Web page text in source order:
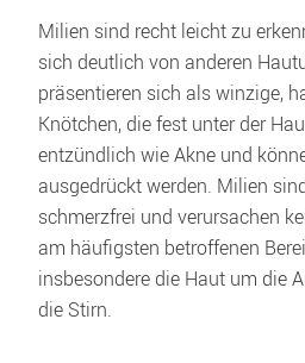
Milien sind recht leicht zu
sich deutlich von anderen
präsentieren sich als winzige,
Knötchen, die fest unter der
entzündlich wie Akne und
ausgedrückt werden. Milien
schmerzfrei und verursachen
am häufigsten betroffenen
insbesondere die Haut um die
die Stirn.